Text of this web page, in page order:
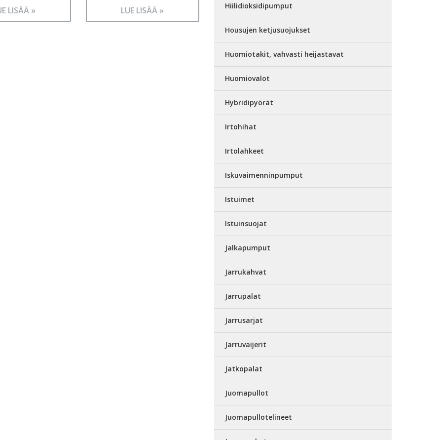
LISÄÄ » LUE LISÄÄ » Hiilidioksidipumput
Housujen ketjusuojukset
Huomiotakit, vahvasti heijastavat
Huomiovalot
Hybridipyörät
Irtohihat
Irtolahkeet
Iskuvaimenninpumput
Istuimet
Istuinsuojat
Jalkapumput
Jarrukahvat
Jarrupalat
Jarrusarjat
Jarruvaijerit
Jatkopalat
Juomapullot
Juomapullotelineet